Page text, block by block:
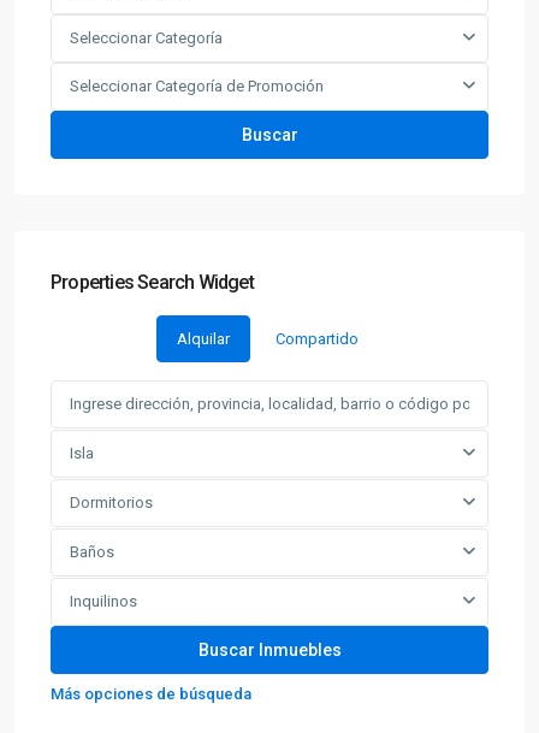
Seleccionar Categoría
Seleccionar Categoría de Promoción
Buscar
Properties Search Widget
Alquilar Compartido
Isla
Dormitorios
Baños
Inquilinos
Más opciones de búsqueda